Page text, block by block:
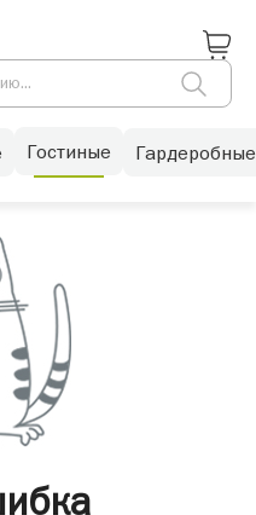
Гостиные Гардеробные